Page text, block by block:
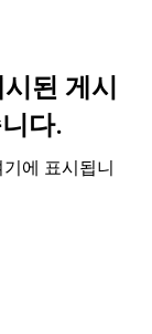
된 게시
다.
에 표시됩니